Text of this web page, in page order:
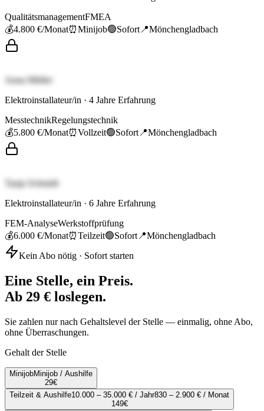
QualitätsmanagementFMEA
💰4.800 €/Monat⏰Minijob🟢Sofort 📍Mönchengladbach
Anna Müller
Elektroinstallateur/in · 4 Jahre Erfahrung
MesstechnikRegelungstechnik
💰5.800 €/Monat⏰Vollzeit🟢Sofort 📍Mönchengladbach
Tanja Schmidt
Elektroinstallateur/in · 6 Jahre Erfahrung
FEM-AnalyseWerkstoffprüfung
💰6.000 €/Monat⏰Teilzeit🟢Sofort 📍Mönchengladbach
Kein Abo nötig · Sofort starten
Eine Stelle, ein Preis.
Ab 29 € loslegen.
Sie zahlen nur nach Gehaltslevel der Stelle — einmalig, ohne Abo,
ohne Überraschungen.
Gehalt der Stelle
MinijobMinijob / Aushilfe
29€
Teilzeit & Aushilfe10.000 – 35.000 € / Jahr830 – 2.900 € / Monat
149€